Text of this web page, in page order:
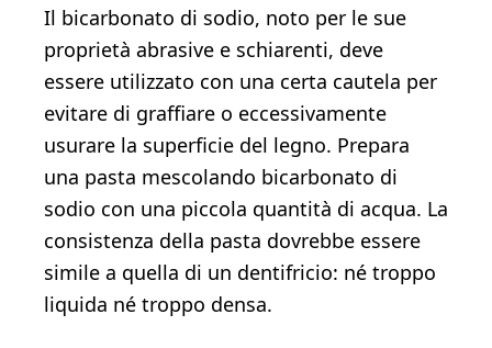
Il bicarbonato di sodio, noto per le sue
proprietà abrasive e schiarenti, deve
essere utilizzato con una certa cautela per
evitare di graffiare o eccessivamente
usurare la superficie del legno. Prepara
una pasta mescolando bicarbonato di
sodio con una piccola quantità di acqua. La
consistenza della pasta dovrebbe essere
simile a quella di un dentifricio: né troppo
liquida né troppo densa.